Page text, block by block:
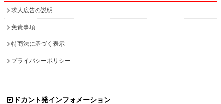
求人広告の説明
免責事項
特商法に基づく表示
プライバシーポリシー
ドカント発インフォメーション